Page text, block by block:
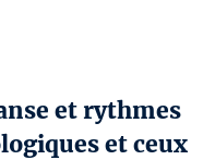
et rythmes
et ceux